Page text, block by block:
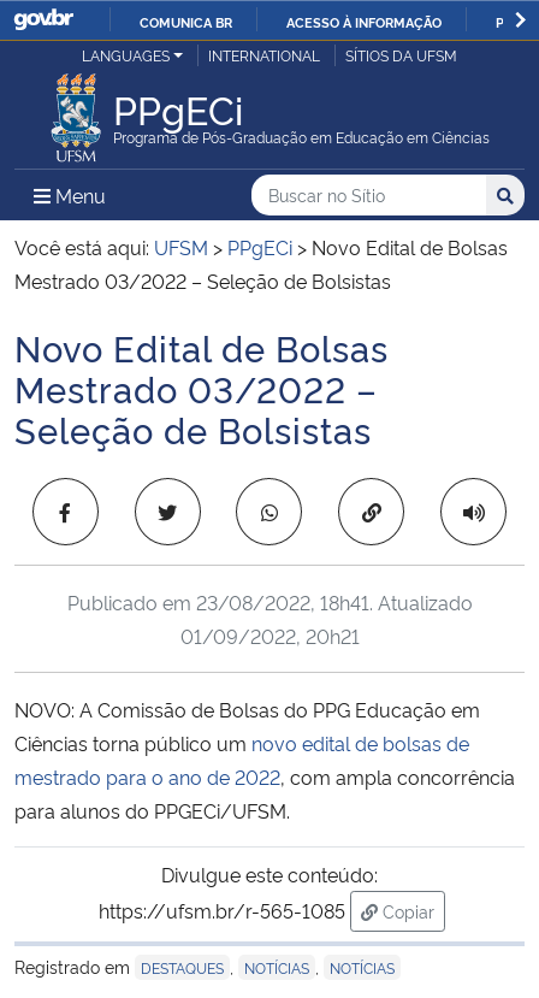
IR
COMUNICA BR ACESSO À INFORMAÇÃO
Ministério da Justiça e Segurança Pública
Ministério da Defesa
Ministério das Relações Exteriores
Ministério da Infraestrutura
Ministério da Agricultura, Pecuária e Abastecimento
Ministério da Educação
Ministério da Ciência, Tecnologia, Inovações e Comunicações
Ministério do Meio Ambiente
Ministério do Desenvolvimento Regional
LANGUAGES INTERNATIONAL SÍTIOS DA UFSM
PPgECi
Programa de Pós-Graduação em Educação em Ciências
Menu Menu Principal do Sítio
Busca
Buscar no no Sítio
Busca:
Você está aqui: UFSM > PPgECi > Novo Edital de Bolsas
Mestrado 03/2022 – Seleção de Bolsistas
Início do conteúdo
Novo Edital de Bolsas
Mestrado 03/2022 –
Seleção de Bolsistas
Copiar para área
Publicado em 23/08/2022, 18h41. Atualizado
01/09/2022, 20h21
NOVO: A Comissão de Bolsas do PPG Educação em
Ciências torna público um novo edital de bolsas de
mestrado para o ano de 2022, com ampla concorrência
para alunos do PPGECi/UFSM.
Divulgue este conteúdo:
https://ufsm.br/r-565-1085
Copiar
para área de
Registrado em
DESTAQUES NOTÍCIAS NOTÍCIAS